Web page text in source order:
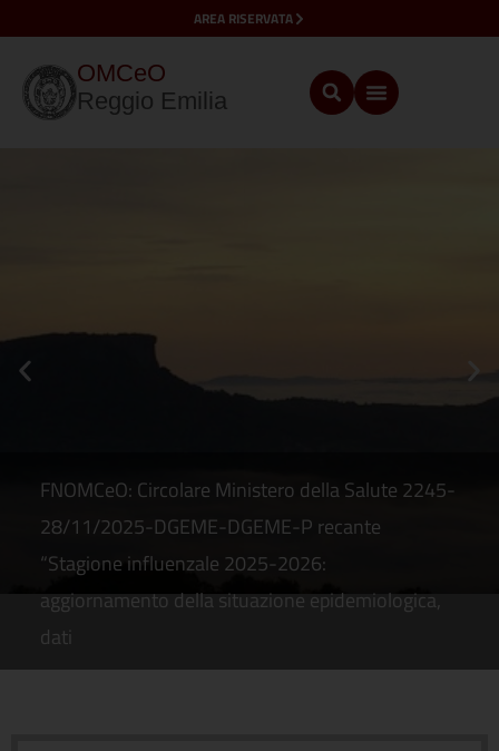
AREA RISERVATA
OMCeO
Reggio Emilia
FNOMCeO: Circolare Ministero della Salute 2245-
28/11/2025-DGEME-DGEME-P recante
“Stagione influenzale 2025-2026:
aggiornamento della situazione epidemiologica,
dati